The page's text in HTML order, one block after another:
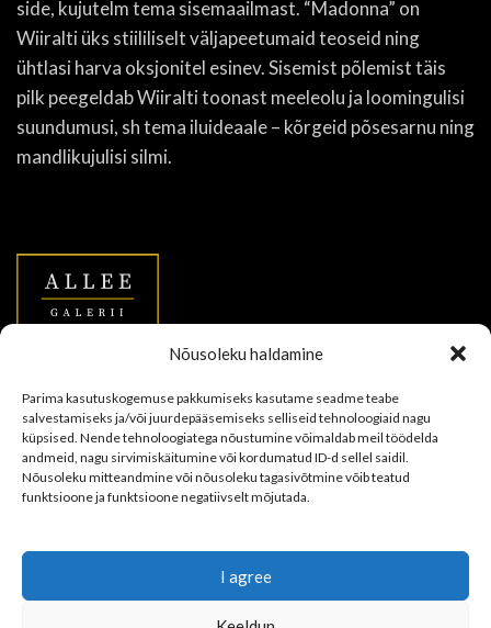
Nõusoleku haldamine
Parima kasutuskogemuse pakkumiseks kasutame seadme teabe
salvestamiseks ja/või juurdepääsemiseks selliseid tehnoloogiaid nagu
küpsised. Nende tehnoloogiatega nõustumine võimaldab meil töödelda
andmeid, nagu sirvimiskäitumine või kordumatud ID-d sellel saidil.
Nõusoleku mitteandmine või nõusoleku tagasivõtmine võib teatud
funktsioone ja funktsioone negatiivselt mõjutada.
I agree
side, kujutelm tema sisemaailmast. “Madonna” on
Wiiralti üks stiililiselt väljapeetumaid teoseid ning
ühtlasi harva oksjonitel esinev. Sisemist põlemist täis
pilk peegeldab Wiiralti toonast meeleolu ja loomingulisi
suundumusi, sh tema iluideaale – kõrgeid põsesarnu ning
mandlikujulisi silmi.
Vana-Viru 11a & Uus tn 7, Tallinn
+372 5665 0753
info@alleegalerii.ee
RECENT POSTS